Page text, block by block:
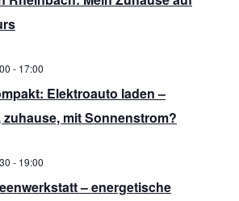
Elektroauto laden –
zuhause, mit Sonnenstrom?
- 17:00
– energetische
- 19:00